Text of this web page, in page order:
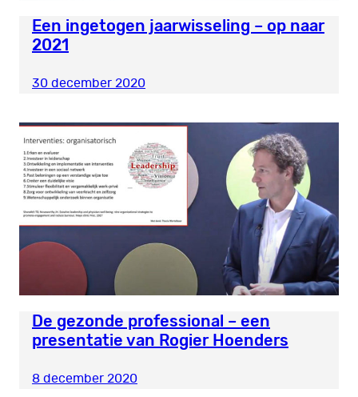
Een ingetogen jaarwisseling – op naar
2021
30 december 2020
De gezonde professional – een
presentatie van Rogier Hoenders
8 december 2020